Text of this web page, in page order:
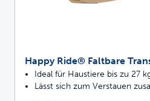
Happy Ride® Faltbare
Ideal für Haustiere bis zu 27
Lässt sich zum Verstauen